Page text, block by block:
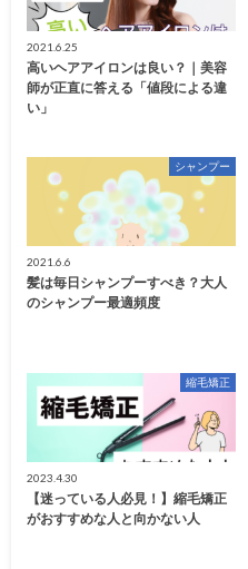
2021.6.25
高いヘアアイロンは良い？｜美容
師が正直に答える「値段による違
い」
シャンプー
2021.6.6
髪は毎日シャンプーすべき？大人
のシャンプー最適頻度
縮毛矯正
2023.4.30
【迷っている人必見！】縮毛矯正
がおすすめな人と向かない人